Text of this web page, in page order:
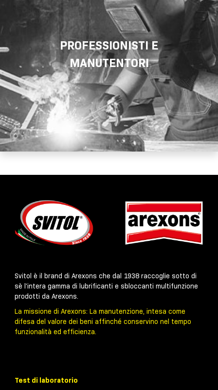
PROFESSIONISTI E
MANUTENTORI
Svitol è il brand di Arexons che dal 1938 raccoglie sotto di
sè l’intera gamma di lubrificanti e sbloccanti multifunzione
prodotti da Arexons.
La missione di Arexons: La manutenzione, intesa come
difesa del valore dei beni affinché conservino nel tempo
funzionalità ed efficienza.
Test di laboratorio